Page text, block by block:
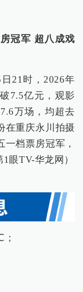
冠军 超八成戏
21时，2026年
7.5亿元，观影
万场，均超去
在重庆永川拍摄
档票房冠军，
眼TV-华龙网）
；